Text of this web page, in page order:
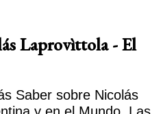
Laprovìttola - El
Saber sobre Nicolás